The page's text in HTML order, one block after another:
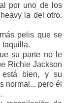
por uno de los
la del otro.
pelis que se
taquilla.
su parte no le
Richie Jackson
está bien, y su
normal... pero él